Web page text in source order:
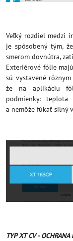
Veľký rozdiel medzi
je spôsobený tým,
smerom dovnútra,
Exteriérové fólie
sú vystavené
že na aplikáciu
podmienky:
a nemôže fúkať silný
TYP XT CV - OCHRANA